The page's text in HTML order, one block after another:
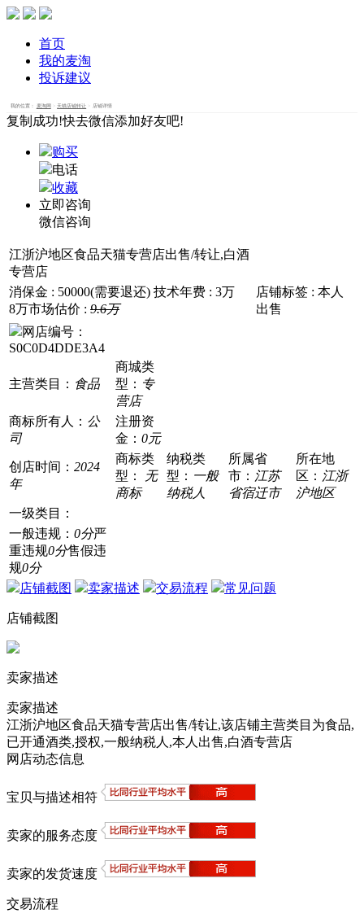
首页
我的麦淘
投诉建议
我的位置： 麦淘网 天猫店铺转让 店铺详情
复制成功!快去微信添加好友吧!
购买
电话
收藏
立即咨询
微信咨询
江浙沪地区食品天猫专营店出售/转让,白酒
专营店
消保金 : 50000(需要退还) 技术年费 : 3万
8万市场估价 : 9.6万
店铺标签 : 本人
出售
网店编号：
S0C0D4DDE3A4
主营类目： 食品
商城类
型： 专
营店
商标所有人： 公
司
注册资
金： 0元
创店时间： 2024
年
商标类
型：
无
商标
纳税类
型： 一般
纳税人
所属省
市： 江苏
省宿迁市
所在地
区： 江浙
沪地区
一级类目：
一般违规： 0分严
重违规0分售假违
规0分
店铺截图
卖家描述 交易流程 常见问题
店铺截图
卖家描述
卖家描述
江浙沪地区食品天猫专营店出售/转让,该店铺主营类目为食品,
已开通酒类,授权,一般纳税人,本人出售,白酒专营店
网店动态信息
宝贝与描述相符
卖家的服务态度
卖家的发货速度
交易流程